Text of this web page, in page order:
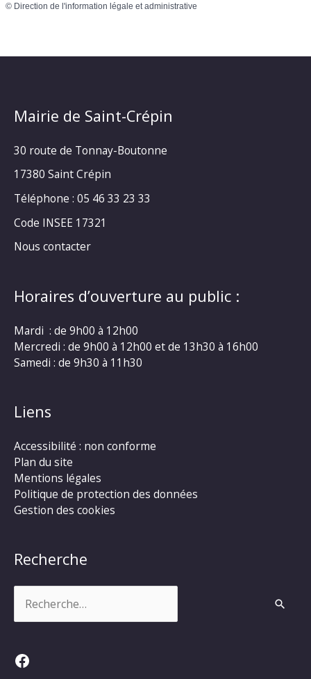
© Direction de l'information légale et administrative
Mairie de Saint-Crépin
30 route de Tonnay-Boutonne
17380 Saint Crépin
Téléphone : 05 46 33 23 33
Code INSEE 17321
Nous contacter
Horaires d’ouverture au public :
Mardi : de 9h00 à 12h00
Mercredi : de 9h00 à 12h00 et de 13h30 à 16h00
Samedi : de 9h30 à 11h30
Liens
Accessibilité : non conforme
Plan du site
Mentions légales
Politique de protection des données
Gestion des cookies
Recherche
Facebook